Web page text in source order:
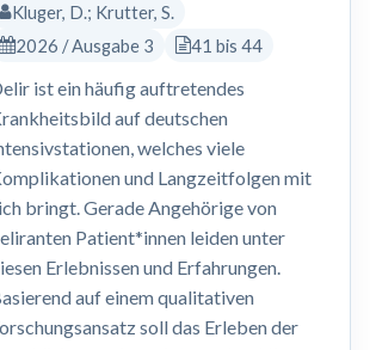
Kluger, D.; Krutter, S.
2026 / Ausgabe 3
41 bis 44
ist ein häufig auftretendes
auf deutschen
welches viele
und Langzeitfolgen mit
bringt. Gerade Angehörige von
Patient*innen leiden unter
Erlebnissen und Erfahrungen.
auf einem qualitativen
soll das Erleben der